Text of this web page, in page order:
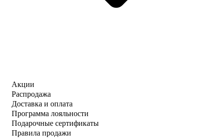
Акции
Распродажа
Доставка и оплата
Программа лояльности
Подарочные сертификаты
Правила продажи